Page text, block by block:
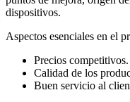
dispositivos.
Aspectos esenciales en el
Precios competitivos.
Calidad de los
Buen servicio al